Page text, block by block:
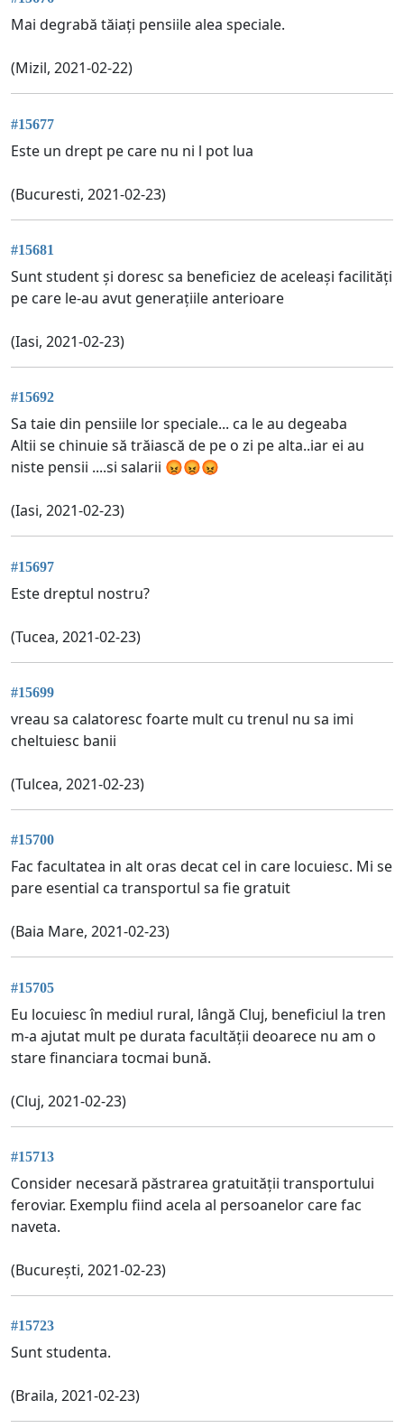
Mai degrabă tăiați pensiile alea speciale.
(Mizil, 2021-02-22)
#15677
Este un drept pe care nu ni l pot lua
(Bucuresti, 2021-02-23)
#15681
Sunt student și doresc sa beneficiez de aceleași facilități
pe care le-au avut generațiile anterioare
(Iasi, 2021-02-23)
#15692
Sa taie din pensiile lor speciale... ca le au degeaba
Altii se chinuie să trăiască de pe o zi pe alta..iar ei au
niste pensii ....si salarii 😡😡😡
(Iasi, 2021-02-23)
#15697
Este dreptul nostru?
(Tucea, 2021-02-23)
#15699
vreau sa calatoresc foarte mult cu trenul nu sa imi
cheltuiesc banii
(Tulcea, 2021-02-23)
#15700
Fac facultatea in alt oras decat cel in care locuiesc. Mi se
pare esential ca transportul sa fie gratuit
(Baia Mare, 2021-02-23)
#15705
Eu locuiesc în mediul rural, lângă Cluj, beneficiul la tren
m-a ajutat mult pe durata facultății deoarece nu am o
stare financiara tocmai bună.
(Cluj, 2021-02-23)
#15713
Consider necesară păstrarea gratuității transportului
feroviar. Exemplu fiind acela al persoanelor care fac
naveta.
(București, 2021-02-23)
#15723
Sunt studenta.
(Braila, 2021-02-23)